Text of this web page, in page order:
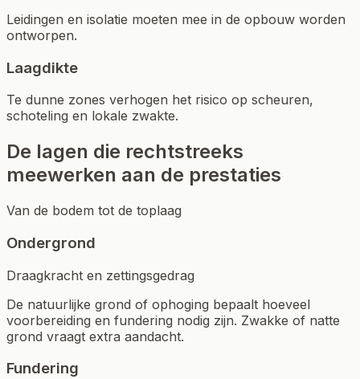
Leidingen en isolatie moeten mee in de opbouw worden
ontworpen.
Laagdikte
Te dunne zones verhogen het risico op scheuren,
schoteling en lokale zwakte.
De lagen die rechtstreeks
meewerken aan de prestaties
Van de bodem tot de toplaag
Ondergrond
Draagkracht en zettingsgedrag
De natuurlijke grond of ophoging bepaalt hoeveel
voorbereiding en fundering nodig zijn. Zwakke of natte
grond vraagt extra aandacht.
Fundering